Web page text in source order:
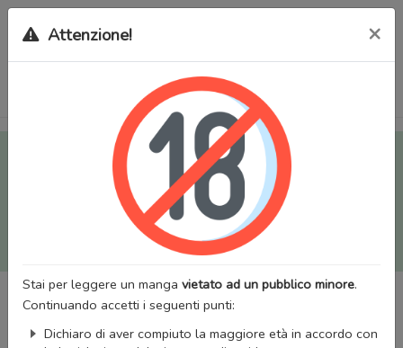
Tutti i Doujinshi e Manga per adulti (+18) sono stati trasferiti
sul nostro nuovo sito (
mangaworldadult.net
); invece, per i
Manga classici, puoi utilizzare
MangaWorld
Potrai effettuare illogincon il tuo account di MangaWorld
tutti i dati sono condivisi tra i due siti,
perderai alcun dato, inclusi bookmarks e premium
Attenzione! ×
Stai per leggere un manga vietato ad un pubblico minore.
Continuando accetti i seguenti punti:
Dichiaro di aver compiuto la maggiore età in accordo con